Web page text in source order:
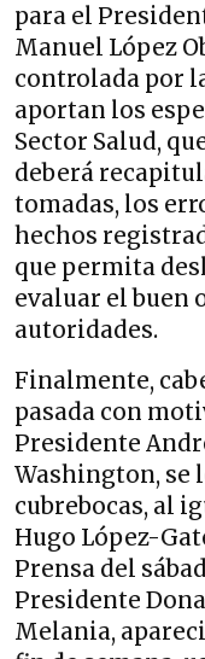
para el
Manuel López
controlada por
aportan los
Sector Salud,
deberá
tomadas, los
hechos
que permita
evaluar el buen
autoridades.
Finalmente,
pasada con
Presidente
Washington, se
cubrebocas, al
Hugo López-
Prensa del
Presidente
Melania,